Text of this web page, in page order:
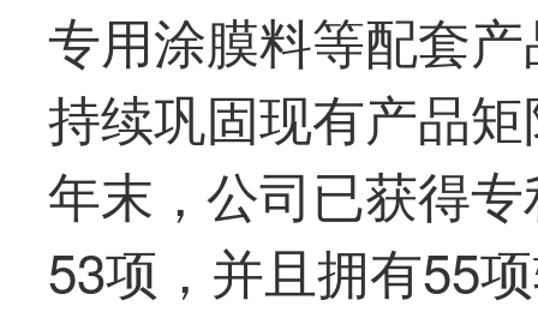
专用涂膜料等配套
持续巩固现有产品
年末，公司已获得
53项，并且拥有55